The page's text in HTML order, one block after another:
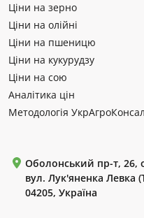
Ціни на зерно
Ціни на олійні
Ціни на пшеницю
Ціни на кукурудзу
Ціни на сою
Аналітика цін
Методологія
Оболонський пр-т, 26,
вул. Лук'яненка Левка
04205, Україна